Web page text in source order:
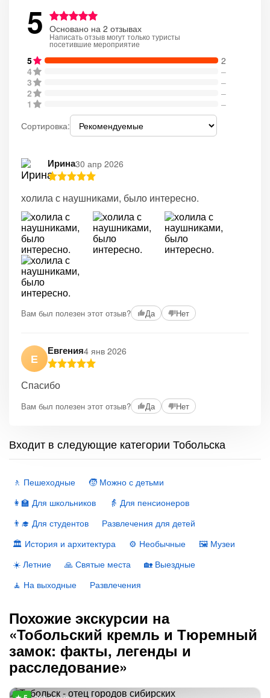
5 Основано на 2 отзывах
Написать отзыв могут только туристы
посетившие мероприятие
5
2
4
–
3
–
2
–
1
–
Сортировка:
Ирина30 апр 2026
холила с наушниками, было интересно.
Вам был полезен этот отзыв? Да Нет
Е
Евгения4 янв 2026
Спасибо
Вам был полезен этот отзыв? Да Нет
Входит в следующие категории Тобольска
🚶 Пешеходные
🧒 Можно с детьми
👩‍🏫 Для школьников
👵 Для пенсионеров
👨‍🎓 Для студентов
Развлечения для детей
🏛 История и архитектура
⚙️ Необычные
🖼 Музеи
☀️ Летние
🙏 Святые места
🏡 Выездные
🧘 На выходные
Развлечения
Похожие экскурсии на
«Тобольский кремль и Тюремный
замок: факты, легенды и
расследование»